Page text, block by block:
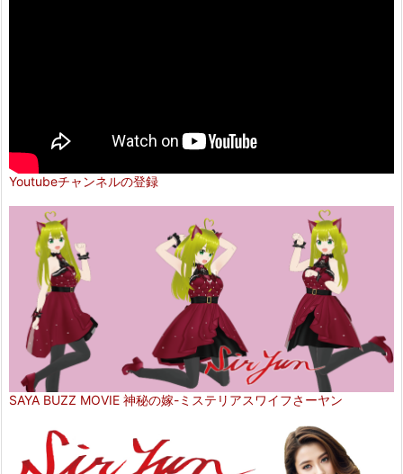
Youtubeチャンネルの登録
SAYA BUZZ MOVIE 神秘の嫁-ミステリアスワイフさーヤン